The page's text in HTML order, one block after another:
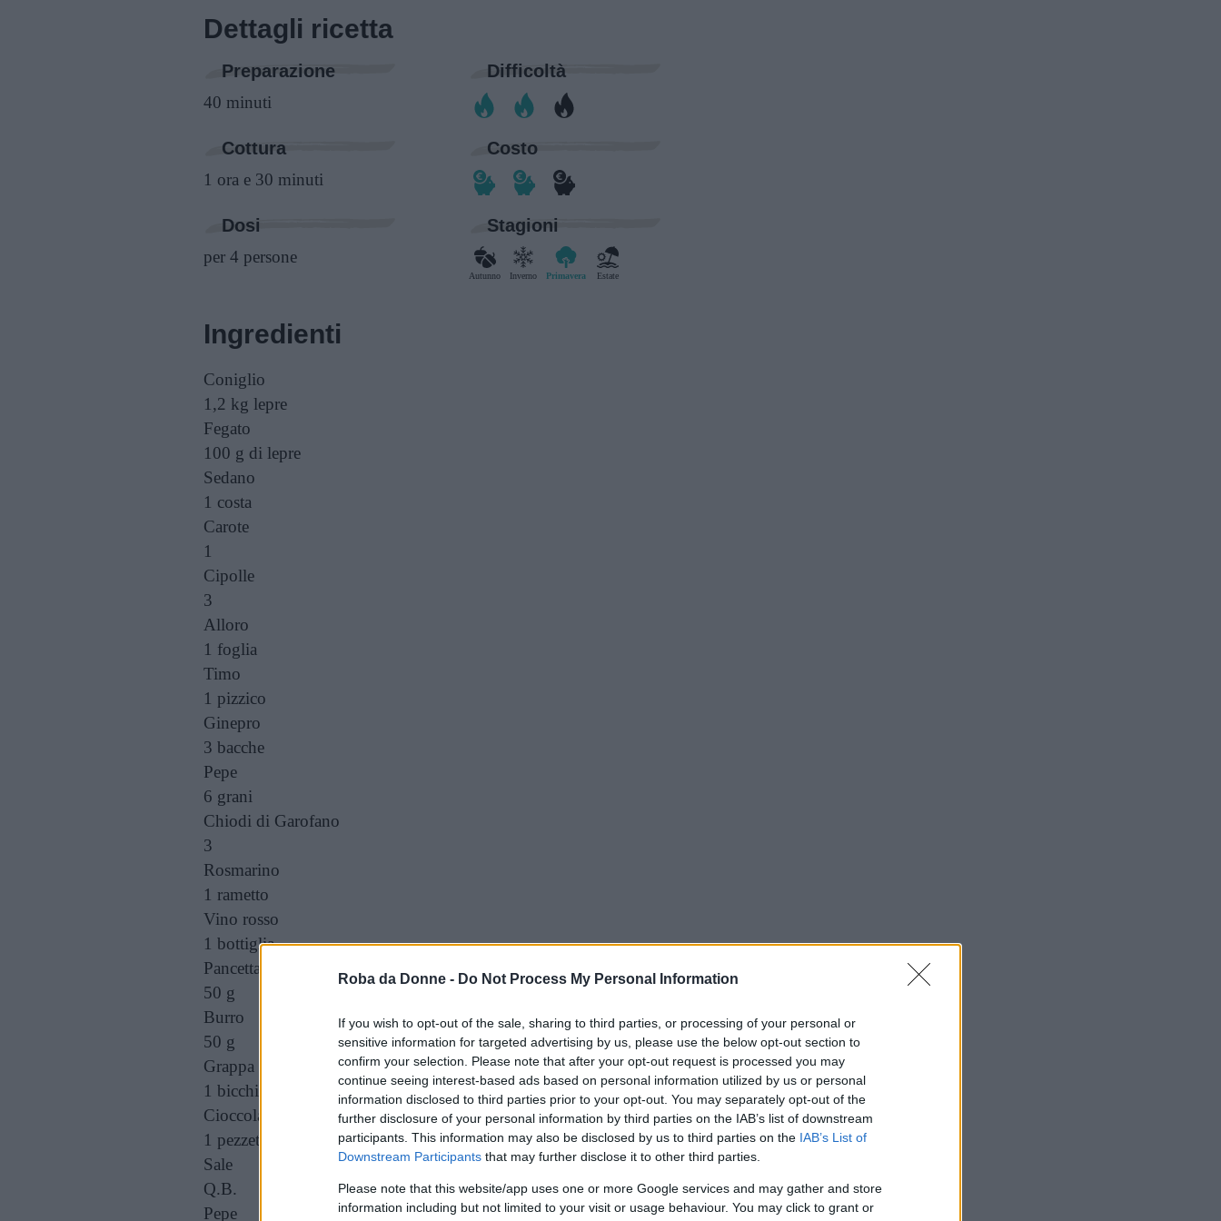
Roba da Donne - Do Not Process My Personal Information
If you wish to opt-out of the sale, sharing to third parties, or processing of your personal or
sensitive information for targeted advertising by us, please use the below opt-out section to
confirm your selection. Please note that after your opt-out request is processed you may
continue seeing interest-based ads based on personal information utilized by us or personal
information disclosed to third parties prior to your opt-out. You may separately opt-out of the
further disclosure of your personal information by third parties on the IAB’s list of downstream
participants. This information may also be disclosed by us to third parties on the IAB’s List of
Downstream Participants that may further disclose it to other third parties.
Please note that this website/app uses one or more Google services and may gather and store
information including but not limited to your visit or usage behaviour. You may click to grant or
Dettagli ricetta
Preparazione
40 minuti
Difficoltà
Cottura
1 ora e 30 minuti
Costo
Dosi
per 4 persone
Stagioni
Autunno Inverno Primavera Estate
Ingredienti
Coniglio
1,2 kg lepre
Fegato
100 g di lepre
Sedano
1 costa
Carote
1
Cipolle
3
Alloro
1 foglia
Timo
1 pizzico
Ginepro
3 bacche
Pepe
6 grani
Chiodi di Garofano
3
Rosmarino
1 rametto
Vino rosso
1 bottiglia
Pancetta
50 g
Burro
50 g
Grappa
1 bicchierino
Cioccolato fondente
1 pezzetto
Sale
Q.B.
Pepe